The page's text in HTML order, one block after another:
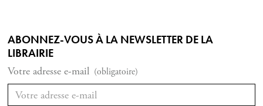
ABONNEZ-VOUS À LA NEWSLETTER DE LA
LIBRAIRIE
Votre adresse e-mail (obligatoire)